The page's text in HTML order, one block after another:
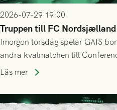
2026-07-29 19:00
Truppen till FC
Imorgon torsdag spelar GAIS
andra kvalmatchen till
Park! Fredrik Holmberg och
Läs mer